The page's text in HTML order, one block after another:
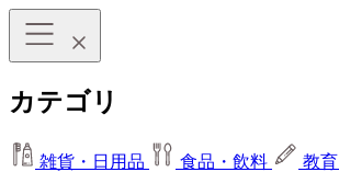
カテゴリ
雑貨・日用品 食品・飲料 教育